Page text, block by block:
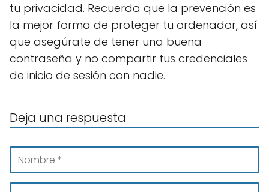
tu privacidad. Recuerda que la prevención es
la mejor forma de proteger tu ordenador, así
que asegúrate de tener una buena
contraseña y no compartir tus credenciales
de inicio de sesión con nadie.
Deja una respuesta